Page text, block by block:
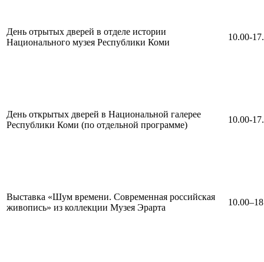
День отрытых дверей в отделе истории
Национального музея Республики Коми
10.00-
День открытых дверей в Национальной галерее
Республики Коми (по отдельной программе)
10.00-
Выставка «Шум времени. Современная российская
живопись» из коллекции Музея Эрарта